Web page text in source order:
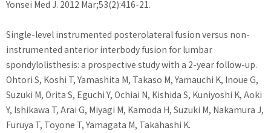
Yonsei Med J. 2012 Mar;53(2):416-21.
Single-level instrumented posterolateral fusion versus non-
instrumented anterior interbody fusion for lumbar
spondylolisthesis: a prospective study with a 2-year follow-up.
Ohtori S, Koshi T, Yamashita M, Takaso M, Yamauchi K, Inoue G,
Suzuki M, Orita S, Eguchi Y, Ochiai N, Kishida S, Kuniyoshi K, Aoki
Y, Ishikawa T, Arai G, Miyagi M, Kamoda H, Suzuki M, Nakamura J,
Furuya T, Toyone T, Yamagata M, Takahashi K.